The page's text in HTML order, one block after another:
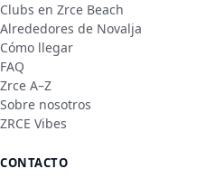
Clubs en Zrce Beach
Alrededores de Novalja
Cómo llegar
FAQ
Zrce A–Z
Sobre nosotros
ZRCE Vibes
CONTACTO